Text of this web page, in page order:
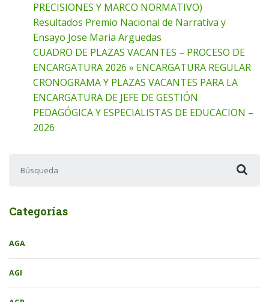
PRECISIONES Y MARCO NORMATIVO)
Resultados Premio Nacional de Narrativa y
Ensayo Jose Maria Arguedas
CUADRO DE PLAZAS VACANTES – PROCESO DE
ENCARGATURA 2026 » ENCARGATURA REGULAR
CRONOGRAMA Y PLAZAS VACANTES PARA LA
ENCARGATURA DE JEFE DE GESTIÓN
PEDAGÓGICA Y ESPECIALISTAS DE EDUCACION –
2026
Categorías
AGA
AGI